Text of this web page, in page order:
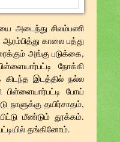
அடைந்து சிலம்பணி
காலை பத்து
அங்கு படுக்கை,
நோக்கி
கிடந்த இடத்தில் நல்ல
போய்
நாளுக்கு தயிர்சாதம்,
மீண்டும் தூக்கம்.
தங்கினோம்.